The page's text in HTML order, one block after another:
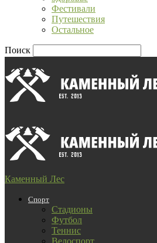
Фестивали
Путешествия
Остальное
Поиск
Каменный Лес
Спорт
Стадионы
Футбол
Теннис
Велоспорт